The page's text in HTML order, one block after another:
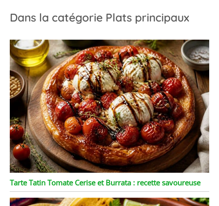
Dans la catégorie Plats principaux
Tarte Tatin Tomate Cerise et Burrata : recette savoureuse